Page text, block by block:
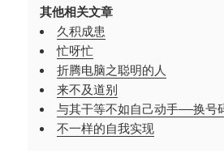
其他相关文章
久积成患
忙呀忙
折腾电脑之聪明的人
来不及道别
与其干等不如自己动手——换号
不一样的自我实现